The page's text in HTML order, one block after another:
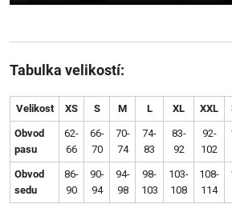
Tabulka velikostí:
Velikost XS S M L XL XXL
Obvod
pasu
62-
66
66-
70
70-
74
74-
83
83-
92
92-
102
Obvod
sedu
86-
90
90-
94
94-
98
98-
103
103-
108
108-
114